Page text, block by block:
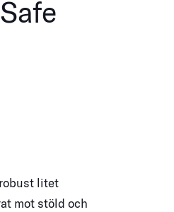
litet
mot stöld och